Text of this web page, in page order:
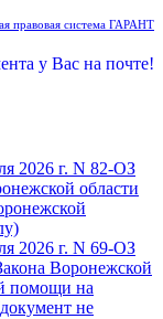
правовая система ГАРАНТ
2026 г. N 82-ОЗ
области
2026 г. N 69-ОЗ
Воронежской
помощи на
не